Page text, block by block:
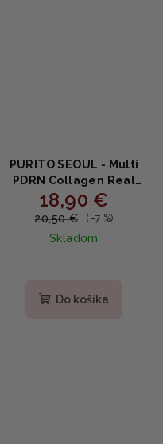
PURITO SEOUL - Multi
PDRN Collagen Real
Glow Mask - rozjasňujúca
peel-off maska s PDRN a
kolagénom 100ml
18,90 €
20,50 € (–7 %)
Skladom
Do košíka